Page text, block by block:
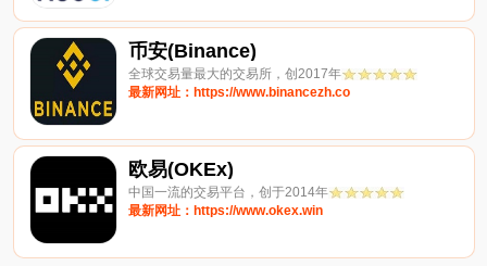
币安(Binance)
全球交易量最大的交易所，创2017年
最新网址：https://www.binancezh.co
欧易(OKEx)
中国一流的交易平台，创于2014年
最新网址：https://www.okex.win